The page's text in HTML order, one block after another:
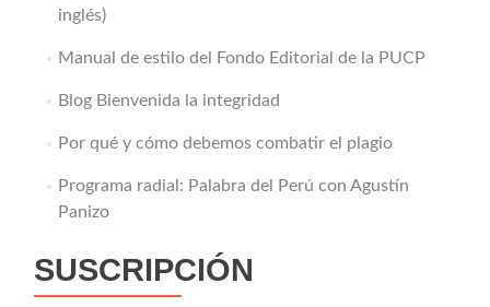
inglés)
Manual de estilo del Fondo Editorial de la PUCP
Blog Bienvenida la integridad
Por qué y cómo debemos combatir el plagio
Programa radial: Palabra del Perú con Agustín
Panizo
SUSCRIPCIÓN